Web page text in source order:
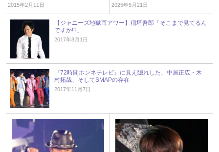
2015年2月11日
ズ研究会
2025年5月21日
【ジャニーズ地獄耳アワー】稲垣吾郎「そこまで見てるん
ですか!?」
2017年8月1日
『72時間ホンネテレビ』に見え隠れした、中居正広・木
村拓哉、そしてSMAPの存在
2017年11月7日